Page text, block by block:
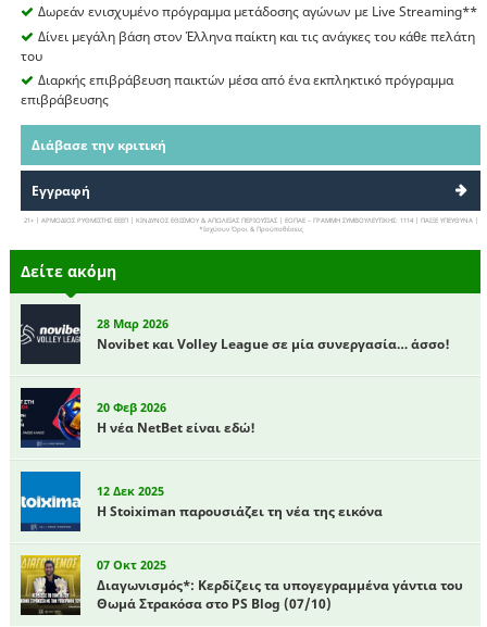
Δωρεάν ενισχυμένο πρόγραμμα μετάδοσης αγώνων με Live Streaming**
Δίνει μεγάλη βάση στον Έλληνα παίκτη και τις ανάγκες του κάθε πελάτη
του
Διαρκής επιβράβευση παικτών μέσα από ένα εκπληκτικό πρόγραμμα
επιβράβευσης
Διάβασε την κριτική
Εγγραφή
21+ | ΑΡΜΟΔΙΟΣ ΡΥΘΜΙΣΤΗΣ ΕΕΕΠ | ΚΙΝΔΥΝΟΣ ΕΘΙΣΜΟΥ & ΑΠΩΛΕΙΑΣ ΠΕΡΙΟΥΣΙΑΣ | ΕΟΠΑΕ – ΓΡΑΜΜΗ ΣΥΜΒΟΥΛΕΥΤΙΚΗΣ: 1114 | ΠΑΙΞΕ ΥΠΕΥΘΥΝΑ |
*Ισχύουν Όροι & Προϋποθέσεις
Δείτε ακόμη
28 Μαρ 2026
Novibet και Volley League σε μία συνεργασία… άσσο!
20 Φεβ 2026
Η νέα NetBet είναι εδώ!
12 Δεκ 2025
Η Stoiximan παρουσιάζει τη νέα της εικόνα
07 Οκτ 2025
Διαγωνισμός*: Κερδίζεις τα υπογεγραμμένα γάντια του
Θωμά Στρακόσα στο PS Blog (07/10)